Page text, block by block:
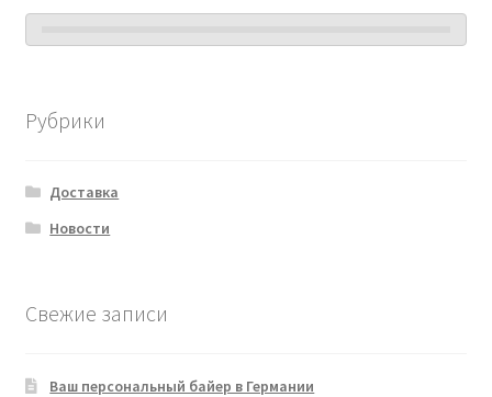
Рубрики
Доставка
Новости
Свежие записи
Ваш персональный байер в Германии